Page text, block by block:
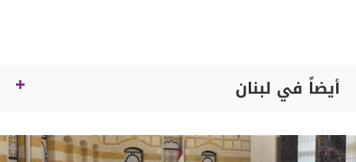
أيضاً في لبنان